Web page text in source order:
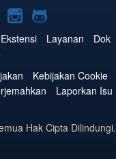
di
Joomla!
di
Joomla!
di
Ekstensi Layanan
Dok
Kebijakan Cookie
Laporkan Isu
Hak Cipta Dilindungi.